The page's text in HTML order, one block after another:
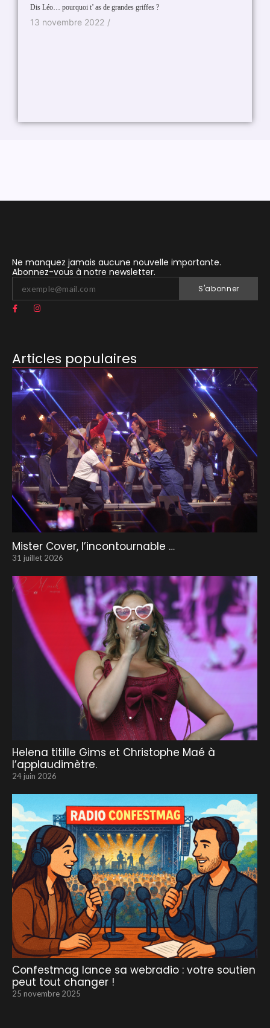
Dis Léo… pourquoi t’ as de grandes griffes ?
13 novembre 2022 /
Ne manquez jamais aucune nouvelle importante.
Abonnez-vous à notre newsletter.
S'abonner
Articles populaires
Mister Cover, l’incontournable …
31 juillet 2026
Helena titille Gims et Christophe Maé à
l’applaudimètre.
24 juin 2026
Confestmag lance sa webradio : votre soutien
peut tout changer !
25 novembre 2025